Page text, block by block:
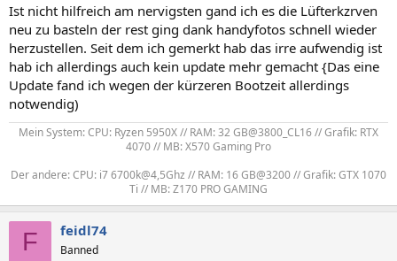
Ist nicht hilfreich am nervigsten gand ich es die Lüfterkzrven
neu zu basteln der rest ging dank handyfotos schnell wieder
herzustellen. Seit dem ich gemerkt hab das irre aufwendig ist
hab ich allerdings auch kein update mehr gemacht {Das eine
Update fand ich wegen der kürzeren Bootzeit allerdings
notwendig)
Mein System: CPU: Ryzen 5950X // RAM: 32 GB@3800_CL16 // Grafik: RTX
4070 // MB: X570 Gaming Pro
Der andere: CPU: i7 6700k@4,5Ghz // RAM: 16 GB@3200 // Grafik: GTX 1070
Ti // MB: Z170 PRO GAMING​
F feidl74
Banned